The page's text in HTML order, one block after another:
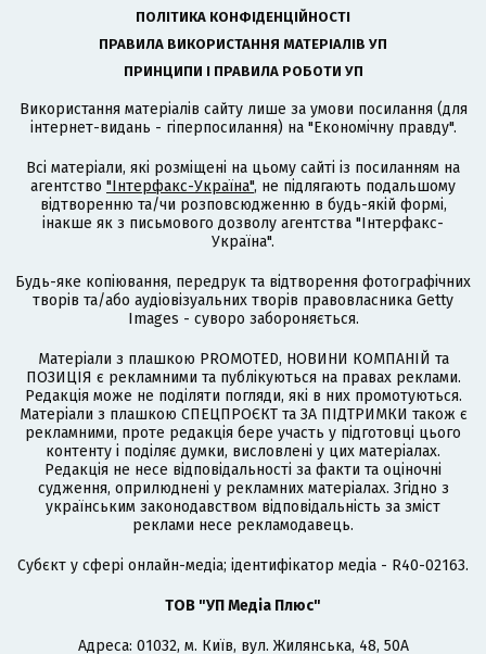
ПОЛІТИКА КОНФІДЕНЦІЙНОСТІ
ПРАВИЛА ВИКОРИСТАННЯ МАТЕРІАЛІВ УП
ПРИНЦИПИ І ПРАВИЛА РОБОТИ УП
Використання матеріалів сайту лише за умови посилання (для
інтернет-видань - гіперпосилання) на "Економічну правду".
Всі матеріали, які розміщені на цьому сайті із посиланням на
агентство "Інтерфакс-Україна", не підлягають подальшому
відтворенню та/чи розповсюдженню в будь-якій формі,
інакше як з письмового дозволу агентства "Інтерфакс-
Україна".
Будь-яке копіювання, передрук та відтворення фотографічних
творів та/або аудіовізуальних творів правовласника Getty
Images - суворо забороняється.
Матеріали з плашкою PROMOTED, НОВИНИ КОМПАНІЙ та
ПОЗИЦІЯ є рекламними та публікуються на правах реклами.
Редакція може не поділяти погляди, які в них промотуються.
Матеріали з плашкою СПЕЦПРОЄКТ та ЗА ПІДТРИМКИ також є
рекламними, проте редакція бере участь у підготовці цього
контенту і поділяє думки, висловлені у цих матеріалах.
Редакція не несе відповідальності за факти та оціночні
судження, оприлюднені у рекламних матеріалах. Згідно з
українським законодавством відповідальність за зміст
реклами несе рекламодавець.
Cубєкт у сфері онлайн-медіа; ідентифікатор медіа - R40-02163.
ТОВ "УП Медіа Плюс"
Адреса: 01032, м. Київ, вул. Жилянська, 48, 50А